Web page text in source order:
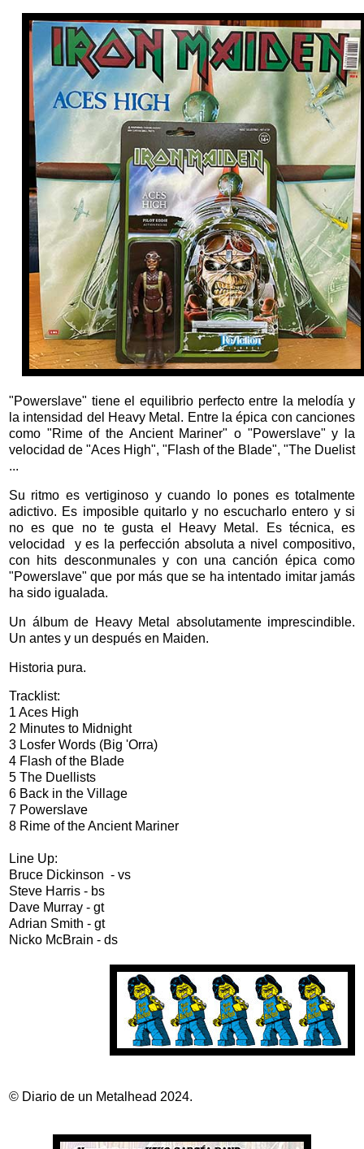
"Powerslave" tiene el equilibrio perfecto entre la melodía y
la intensidad del Heavy Metal. Entre la épica con canciones
como "Rime of the Ancient Mariner" o "Powerslave" y la
velocidad de "Aces High", "Flash of the Blade", "The Duelist
...
Su ritmo es vertiginoso y cuando lo pones es totalmente
adictivo. Es imposible quitarlo y no escucharlo entero y si
no es que no te gusta el Heavy Metal. Es técnica, es
velocidad y es la perfección absoluta a nivel compositivo,
con hits desconmunales y con una canción épica como
"Powerslave" que por más que se ha intentado imitar jamás
ha sido igualada.
Un álbum de Heavy Metal absolutamente imprescindible.
Un antes y un después en Maiden.
Historia pura.
Tracklist:
1 Aces High
2 Minutes to Midnight
3 Losfer Words (Big 'Orra)
4 Flash of the Blade
5 The Duellists
6 Back in the Village
7 Powerslave
8 Rime of the Ancient Mariner
Line Up:
Bruce Dickinson - vs
Steve Harris - bs
Dave Murray - gt
Adrian Smith - gt
Nicko McBrain - ds
© Diario de un Metalhead 2024.